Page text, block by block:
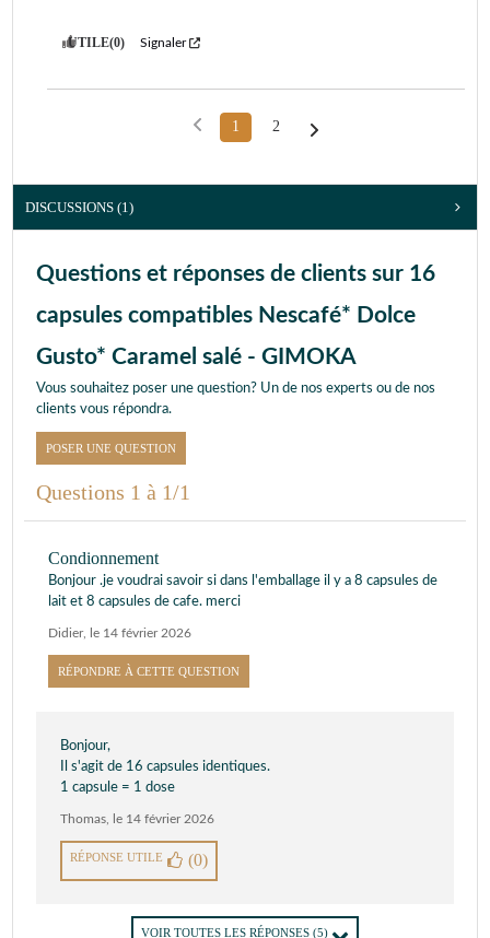
UTILE(0) Signaler
1 2
DISCUSSIONS (1)
Questions et réponses de clients sur 16
capsules compatibles Nescafé* Dolce
Gusto* Caramel salé - GIMOKA
Vous souhaitez poser une question? Un de nos experts ou de nos
clients vous répondra.
POSER UNE QUESTION
Questions 1 à 1/1
Condionnement
Bonjour .je voudrai savoir si dans l'emballage il y a 8 capsules de
lait et 8 capsules de cafe. merci
Didier, le 14 février 2026
RÉPONDRE À CETTE QUESTION
Bonjour,
Il s'agit de 16 capsules identiques.
1 capsule = 1 dose
Thomas le 14 février 2026
RÉPONSE UTILE (0)
VOIR TOUTES LES RÉPONSES (5)